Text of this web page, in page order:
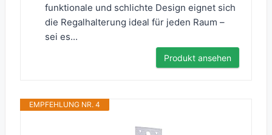
funktionale und schlichte Design eignet sich
die Regalhalterung ideal für jeden Raum –
sei es...
Produkt ansehen
EMPFEHLUNG NR. 4